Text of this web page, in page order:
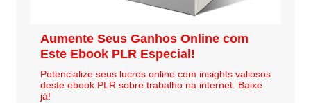
Aumente Seus Ganhos Online com
Este Ebook PLR Especial!
Potencialize seus lucros online com insights valiosos
deste ebook PLR sobre trabalho na internet. Baixe
já!